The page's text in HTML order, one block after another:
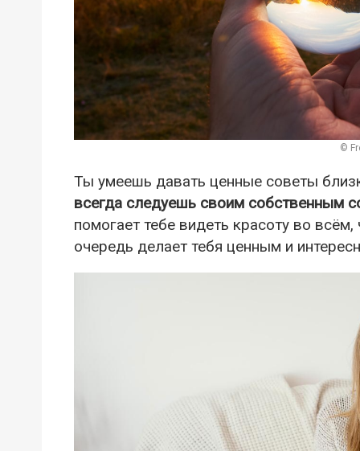
©
Ты умеешь давать ценные советы
всегда следуешь своим собственным
помогает тебе видеть красоту во
очередь делает тебя ценным и